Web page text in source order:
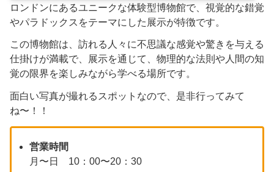
ロンドンにあるユニークな体験型博物館で、視覚的な錯覚
やパラドックスをテーマにした展示が特徴です。
この博物館は、訪れる人々に不思議な感覚や驚きを与える
仕掛けが満載で、展示を通じて、物理的な法則や人間の知
覚の限界を楽しみながら学べる場所です。
面白い写真が撮れるスポットなので、是非行ってみて
ね〜！！
営業時間
月〜日 10：00〜20：30